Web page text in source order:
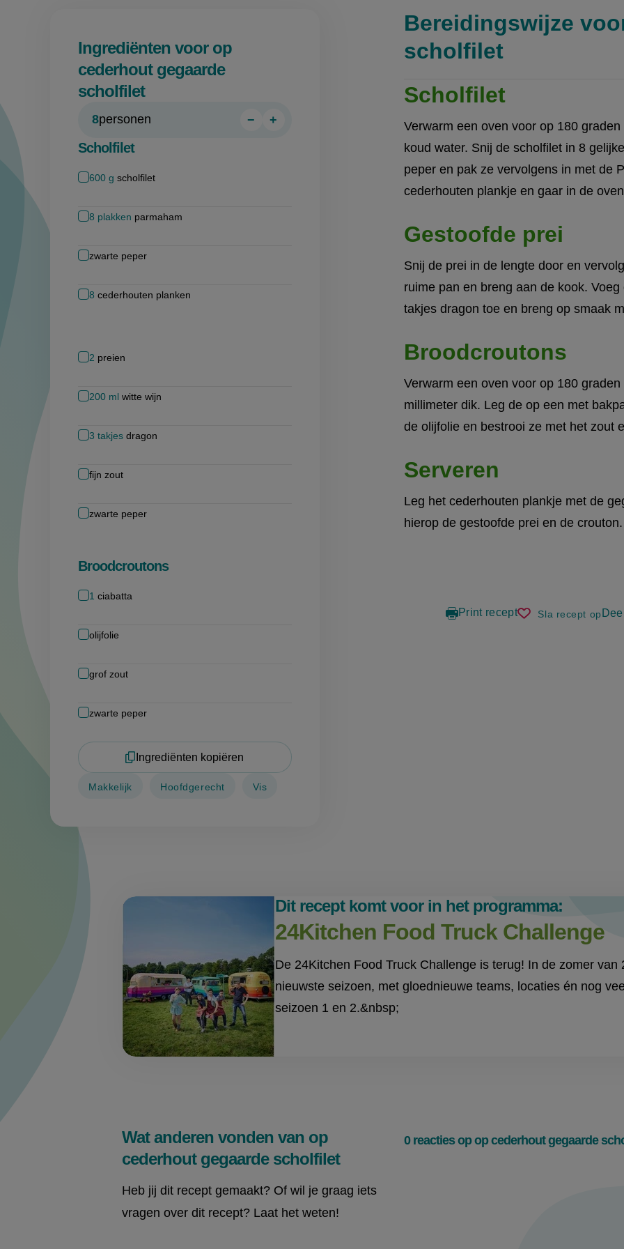
Ingrediënten voor op
cederhout gegaarde
scholfilet
8personen
Persoon
−
Persoon
+
Scholfilet
600 g scholfilet
8 plakken parmaham
zwarte peper
8 cederhouten planken
2 preien
200 ml witte wijn
3 takjes dragon
fijn zout
zwarte peper
Broodcroutons
1 ciabatta
olijfolie
grof zout
zwarte peper
Ingrediënten kopiëren
Makkelijk Hoofdgerecht Vis
Bereidingswijze
scholfilet
Scholfilet
Verwarm een oven voor op 180
koud water. Snij de scholfilet in 8
peper en pak ze vervolgens in met de
cederhouten plankje en gaar in de
Gestoofde prei
Snij de prei in de lengte door en
ruime pan en breng aan de kook.
takjes dragon toe en breng op smaak
Broodcroutons
Verwarm een oven voor op 180
millimeter dik. Leg de op een met
de olijfolie en bestrooi ze met het zout
Serveren
Leg het cederhouten plankje met de
hierop de gestoofde prei en de
Print recept Sla recept op
op
Dit recept komt voor in het programma:
24Kitchen Food Truck Challenge
De 24Kitchen Food Truck Challenge is terug! In de zomer van
nieuwste seizoen, met gloednieuwe teams, locaties én nog
seizoen 1 en 2.&nbsp;
Wat anderen vonden van op
cederhout gegaarde scholfilet
Heb jij dit recept gemaakt? Of wil je graag iets
vragen over dit recept? Laat het weten!
0 reacties op op cederhout gegaarde